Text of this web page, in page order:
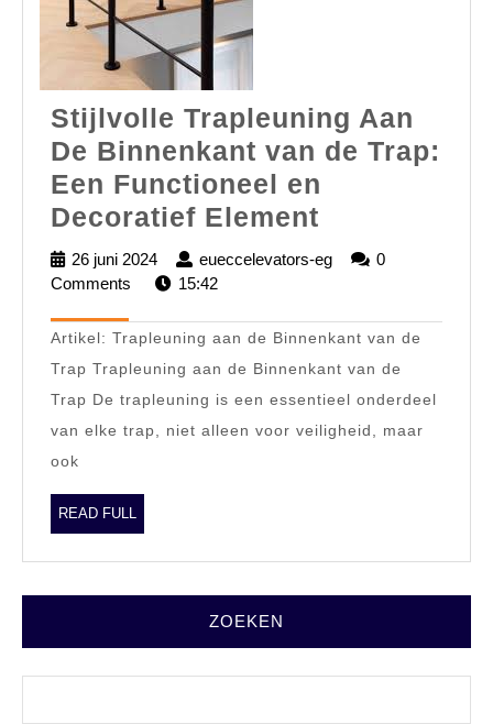
Stijlvolle Trapleuning Aan
De Binnenkant van de Trap:
Een Functioneel en
Decoratief Element
Trapleuning
De
Binnenkant
van
de
Trap:
26 juni 2024
26
juni
eueccelevators-eg
eueccelevators-
0
Comments
15:42
Artikel: Trapleuning aan de Binnenkant van de
Trap Trapleuning aan de Binnenkant van de
Trap De trapleuning is een essentieel onderdeel
van elke trap, niet alleen voor veiligheid, maar
ook
READ FULL
FULL
ZOEKEN